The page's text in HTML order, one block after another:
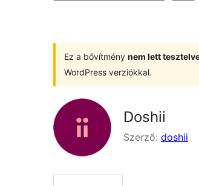
Ez a bővítmény nem lett
WordPress verziókkal.
Doshii
Szerző: doshii